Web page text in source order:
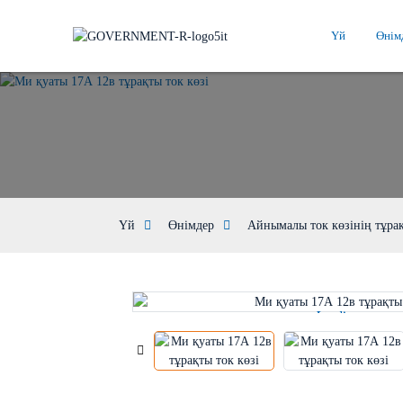
Үй
Үй Өнімдер Айнымалы ток көзінің
Loading...
Loading...